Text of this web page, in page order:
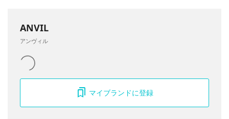
ANVIL
アンヴィル
マイブランドに登録